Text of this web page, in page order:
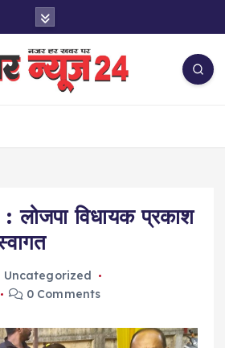
विधायक प्रकाश
Uncategorized
0 Comments